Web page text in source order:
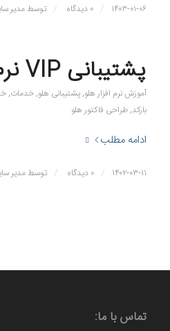
۱۴۰۳-۰۱-۰۶ / ۰ دیدگاه / توسط مدیر
پشتیبانی VIP نرم افزار هلو
آموزش نرم افزار هلو,پشتیبانی هلو,خدمات,
بارکد,طراحی فاکتور هلو
ادامه مطلب
۱۴۰۲-۰۳-۱۱ / ۰ دیدگاه / توسط مدیر
تماس با ما: